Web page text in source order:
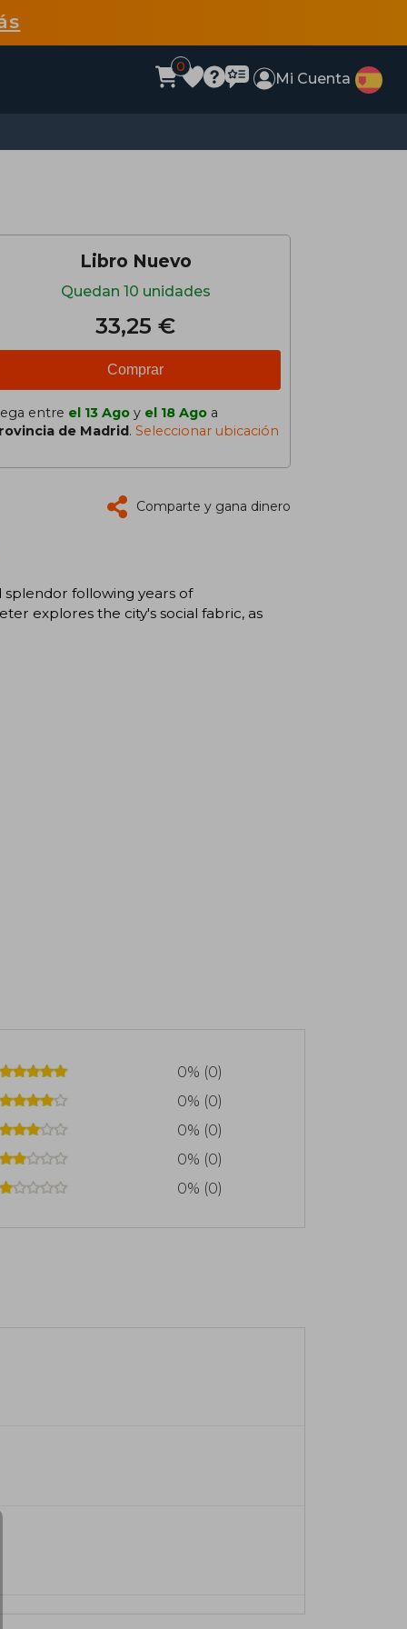
0
Mi Cuenta
Libro Nuevo
Quedan 10 unidades
33,25 €
Comprar
entre el 13 Ago y el 18 Ago a
de Madrid. Seleccionar ubicación
Comparte y gana dinero
following years of
explores the city's social fabric, as
0% (0)
0% (0)
0% (0)
0% (0)
0% (0)